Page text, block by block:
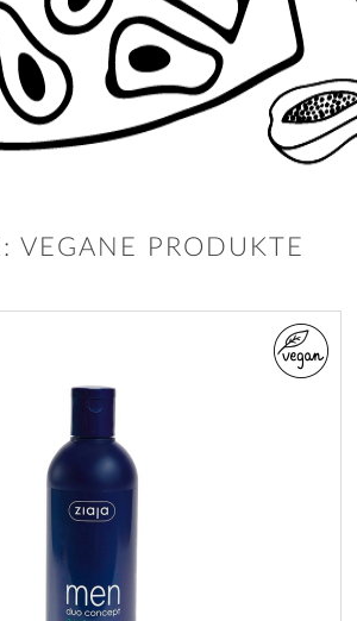
VEGANE PRODUKTE